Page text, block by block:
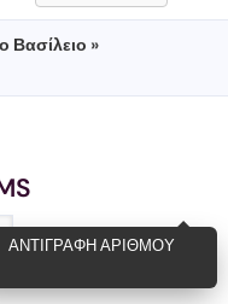
Βασίλειο »
ΑΝΤΙΓΡΑΦΉ ΑΡΙΘΜΟΎ